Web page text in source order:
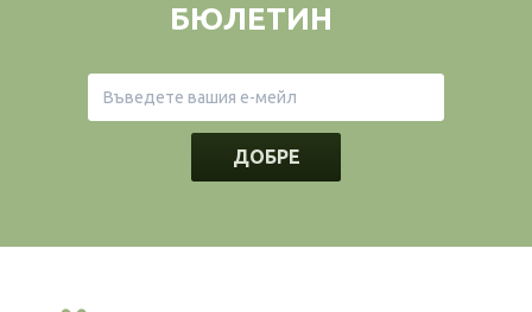
БЮЛЕТИН
ДОБРЕ